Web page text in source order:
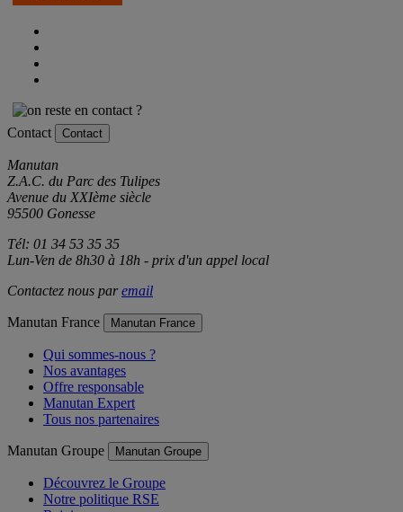
Contact Contact
Manutan
Z.A.C. du Parc des Tulipes
Avenue du XXIème siècle
95500 Gonesse
Tél: 01 34 53 35 35
Lun-Ven de 8h30 à 18h - prix d'un appel local
Contactez nous paremail
Manutan France Manutan France
Qui sommes-nous ?
Nos avantages
Offre responsable
Manutan Expert
Tous nos partenaires
Manutan Groupe Manutan Groupe
Découvrez le Groupe
Notre politique RSE